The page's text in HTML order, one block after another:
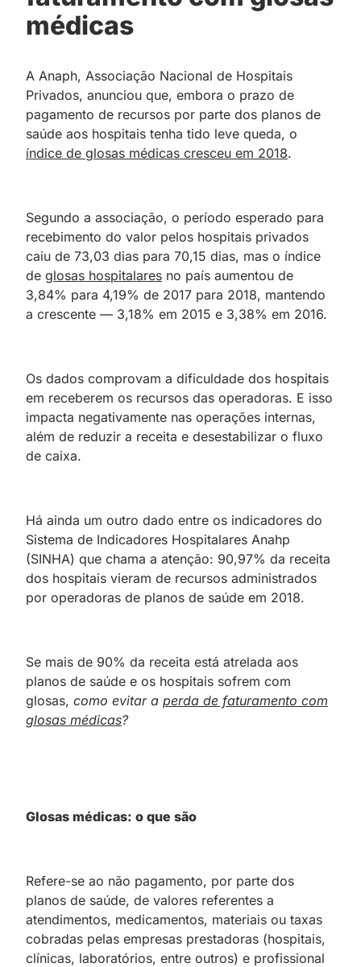
médicas
A Anaph, Associação Nacional de Hospitais
Privados, anunciou que, embora o prazo de
pagamento de recursos por parte dos planos de
saúde aos hospitais tenha tido leve queda, o
índice de glosas médicas cresceu em 2018.
Segundo a associação, o período esperado para
recebimento do valor pelos hospitais privados
caiu de 73,03 dias para 70,15 dias, mas o índice
de glosas hospitalares no país aumentou de
3,84% para 4,19% de 2017 para 2018, mantendo
a crescente — 3,18% em 2015 e 3,38% em 2016.
Os dados comprovam a dificuldade dos hospitais
em receberem os recursos das operadoras. E isso
impacta negativamente nas operações internas,
além de reduzir a receita e desestabilizar o fluxo
de caixa.
Há ainda um outro dado entre os indicadores do
Sistema de Indicadores Hospitalares Anahp
(SINHA) que chama a atenção: 90,97% da receita
dos hospitais vieram de recursos administrados
por operadoras de planos de saúde em 2018.
Se mais de 90% da receita está atrelada aos
planos de saúde e os hospitais sofrem com
glosas, como evitar a perda de faturamento com
glosas médicas?
Glosas médicas: o que são
Refere-se ao não pagamento, por parte dos
planos de saúde, de valores referentes a
atendimentos, medicamentos, materiais ou taxas
cobradas pelas empresas prestadoras (hospitais,
clínicas, laboratórios, entre outros) e profissional